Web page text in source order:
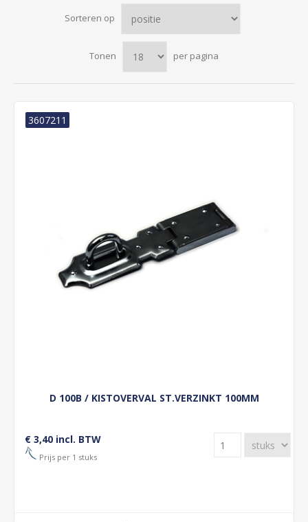
Sorteren op
Tonen per pagina
D 100B / KISTOVERVAL ST.VERZINKT 100MM
3607211
€ 3,40 incl. BTW
Prijs per 1 stuks